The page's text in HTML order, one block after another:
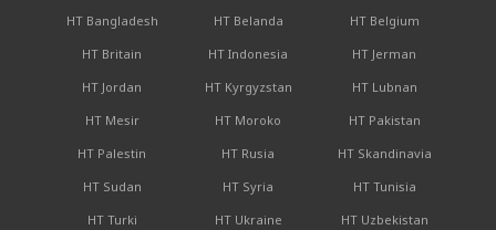
HT Bangladesh
HT Belanda
HT Belgium
HT Britain
HT Indonesia
HT Jerman
HT Jordan
HT Kyrgyzstan
HT Lubnan
HT Mesir
HT Moroko
HT Pakistan
HT Palestin
HT Rusia
HT Skandinavia
HT Sudan
HT Syria
HT Tunisia
HT Turki
HT Ukraine HT Uzbekistan